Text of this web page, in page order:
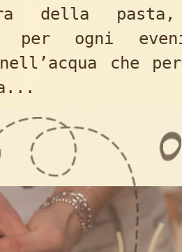
della pasta,
per ogni
che